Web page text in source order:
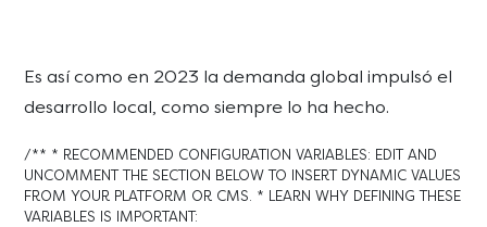
Es así como en 2023 la demanda global impulsó el
desarrollo local, como siempre lo ha hecho.
/** * RECOMMENDED CONFIGURATION VARIABLES: EDIT AND
UNCOMMENT THE SECTION BELOW TO INSERT DYNAMIC VALUES
FROM YOUR PLATFORM OR CMS. * LEARN WHY DEFINING THESE
VARIABLES IS IMPORTANT: